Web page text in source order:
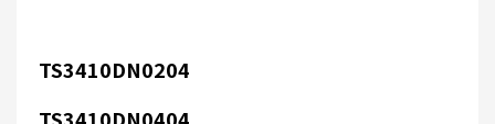
TS3410DN0204